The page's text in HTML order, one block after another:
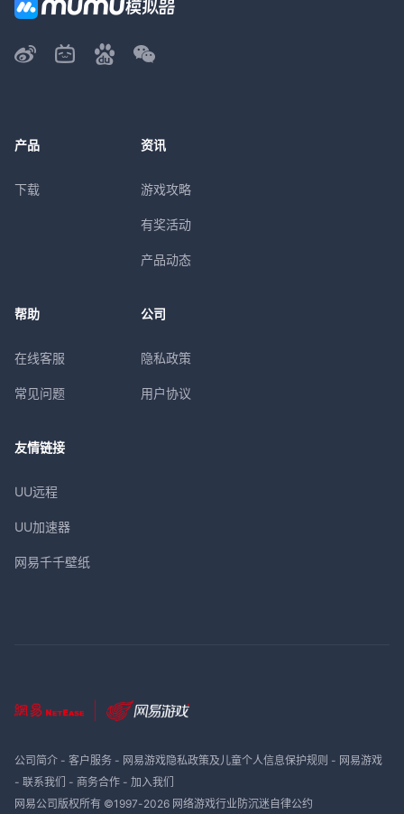
产品
下载
资讯
游戏攻略
有奖活动
产品动态
帮助
在线客服
常见问题
公司
隐私政策
用户协议
友情链接
UU远程
UU加速器
网易千千壁纸
公司简介- 客户服务- 网易游戏隐私政策及儿童个人信息保护规则 - 网易游戏
- 联系我们 - 商务合作- 加入我们
网易公司版权所有 ©1997-2026 网络游戏行业防沉迷自律公约